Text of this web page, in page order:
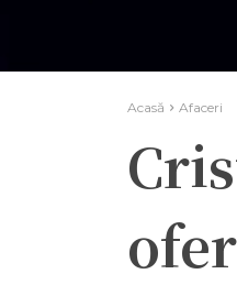
Acasă Afaceri